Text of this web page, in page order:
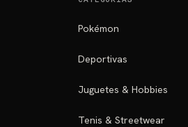
Pokémon
Deportivas
Juguetes & Hobbies
Tenis & Streetwear